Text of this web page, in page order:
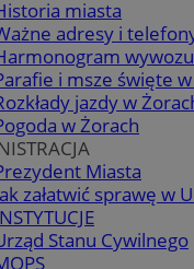
miasta
adresy i
i msze święte
jazdy w
w Żorach
Miasta
załatwić sprawę w
Stanu Cywilnego